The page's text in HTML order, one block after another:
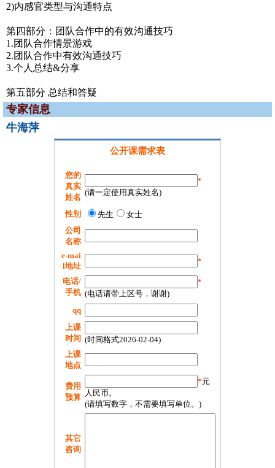
2)内感官类型与沟通特点
第四部分：团队合作中的有效沟通技巧
1.团队合作情景游戏
2.团队合作中有效沟通技巧
3.个人总结&分享
第五部分 总结和答疑
专家信息
牛海萍
公开课需求表
您的
真实
姓名
*
(请一定使用真实姓名)
性别 先生
女士
公司
名称
e-mai
l地址
*
电话/
手机
*
(电话请带上区号，谢谢)
qq
上课
时间 (时间格式2026-02-04)
上课
地点
费用
预算
*元
人民币。
(请填写数字，不需要填写单位。)
其它
咨询